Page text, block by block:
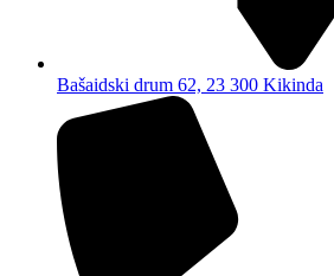
Bašaidski drum 62, 23 300 Kikinda